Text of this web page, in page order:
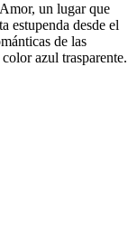
un lugar que
estupenda desde el
de las
azul trasparente.